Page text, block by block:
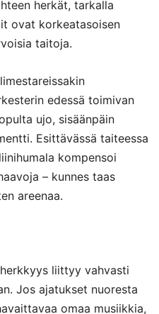
herkät, tarkalla
ovat korkeatasoisen
taitoja.
edessä toimivan
ujo, sisäänpäin
Esittävässä taiteessa
kompensoi
– kunnes taas
areenaa.
liittyy vahvasti
Jos ajatukset nuoresta
omaa musiikkia,